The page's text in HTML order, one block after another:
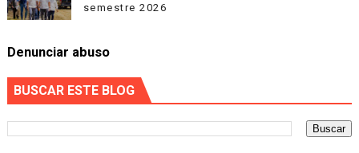
semestre 2026
Denunciar abuso
BUSCAR ESTE BLOG